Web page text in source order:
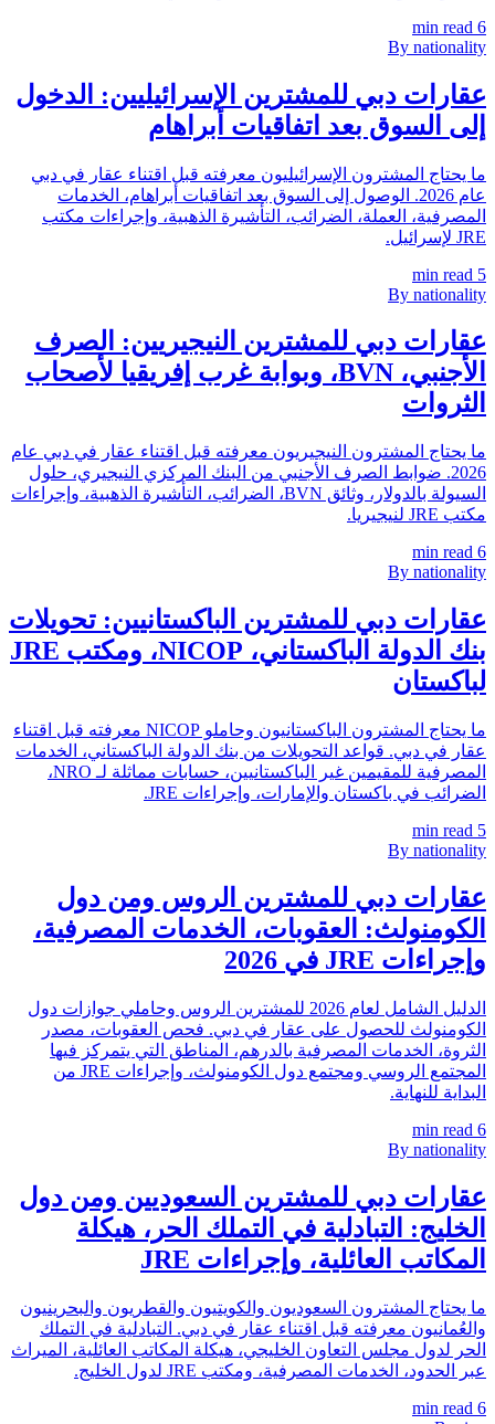
6
By nationality
عقارات دبي للمشترين الإسرائيليين: الدخول
إلى السوق بعد اتفاقيات أبراهام
ما يحتاج المشترون الإسرائيليون معرفته قبل اقتناء عقار في دبي
عام 2026. الوصول إلى السوق بعد اتفاقيات أبراهام، الخدمات
المصرفية، العملة، الضرائب، التأشيرة الذهبية، وإجراءات مكتب
JRE لإسرائيل.
5
By nationality
عقارات دبي للمشترين النيجيريين: الصرف
الأجنبي، BVN، وبوابة غرب إفريقيا لأصحاب
الثروات
ما يحتاج المشترون النيجيريون معرفته قبل اقتناء عقار في دبي عام
2026. ضوابط الصرف الأجنبي من البنك المركزي النيجيري، حلول
السيولة بالدولار، وثائق BVN، الضرائب، التأشيرة الذهبية، وإجراءات
مكتب JRE لنيجيريا.
6
By nationality
عقارات دبي للمشترين الباكستانيين: تحويلات
بنك الدولة الباكستاني، NICOP، ومكتب JRE
لباكستان
ما يحتاج المشترون الباكستانيون وحاملو NICOP معرفته قبل اقتناء
عقار في دبي. قواعد التحويلات من بنك الدولة الباكستاني، الخدمات
المصرفية للمقيمين غير الباكستانيين، حسابات مماثلة لـ NRO،
الضرائب في باكستان والإمارات، وإجراءات JRE.
5
By nationality
عقارات دبي للمشترين الروس ومن دول
الكومنولث: العقوبات، الخدمات المصرفية،
وإجراءات JRE في 2026
الدليل الشامل لعام 2026 للمشترين الروس وحاملي جوازات دول
الكومنولث للحصول على عقار في دبي. فحص العقوبات، مصدر
الثروة، الخدمات المصرفية بالدرهم، المناطق التي يتمركز فيها
المجتمع الروسي ومجتمع دول الكومنولث، وإجراءات JRE من
البداية للنهاية.
6
By nationality
عقارات دبي للمشترين السعوديين ومن دول
الخليج: التبادلية في التملك الحر، هيكلة
المكاتب العائلية، وإجراءات JRE
ما يحتاج المشترون السعوديون والكويتيون والقطريون والبحرينيون
والعُمانيون معرفته قبل اقتناء عقار في دبي. التبادلية في التملك
الحر لدول مجلس التعاون الخليجي، هيكلة المكاتب العائلية، الميراث
عبر الحدود، الخدمات المصرفية، ومكتب JRE لدول الخليج.
6